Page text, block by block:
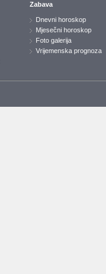
Zabava
Dnevni horoskop
Mjesečni horoskop
Foto galerija
Vrijemenska prognoza